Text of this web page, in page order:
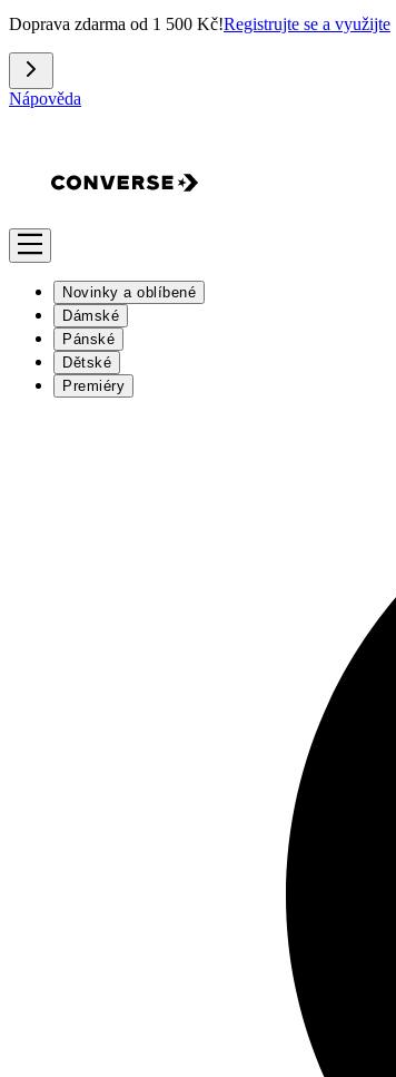
Doprava zdarma od 1 500 Kč!Registrujte se a využijte
Nápověda
Novinky a oblíbené
Dámské
Pánské
Dětské
Premiéry